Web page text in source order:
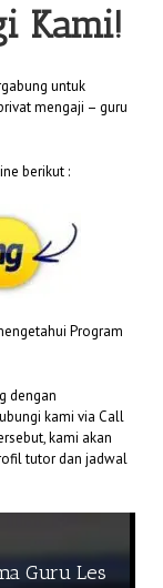
Kami!
untuk
mengaji – guru
berikut :
Program
dengan
kami via Call
kami akan
tutor dan jadwal
Guru Les